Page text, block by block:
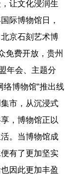
让文化浸润生
际博物馆日，
京石刻艺术博
免费开放，贵州
年会、主题分
络博物馆”推出线
市，从沉浸式
，博物馆正以
。当博物馆成
有了更加坚实
因此更加丰盈